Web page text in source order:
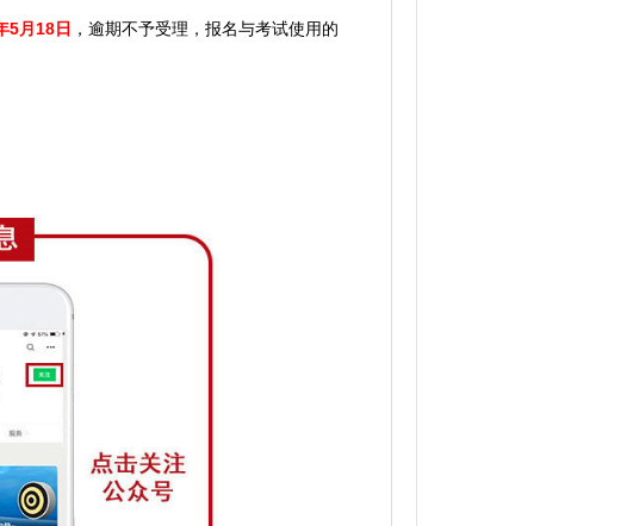
5月18日 ，逾期不予受理，报名与考试使用的